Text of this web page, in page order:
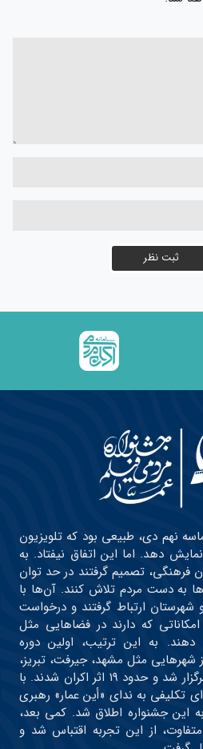
ثبت نظر
حماسه نهم دی، طبیعی بود که تلویزیون
دهد. اما این اتفاق نیفتاد. به
فرهنگی، تصمیم گرفتند در حد توان
به دست مردم تلاش کنند. آن‌ها با
شهرستان ارتباط گرفتند و درخواست
که دارند در فضاهایی مثل
به این ترتیب، اولین دوره
حدود ۳۰ نقطه از شهرهایی مثل مشهد، جیرفت، تبریز،
تهران و… به صورت مردمی برگزار شد و حدود ۱۹ اثر اکران شدند. با
تکلیفی به ندای «أین عمار» رهبری
این جشنواره اطلاق شد. کمی بعد،
از این تجربه اقتباس شد و